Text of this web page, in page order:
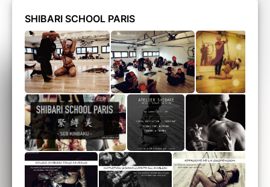
SHIBARI SCHOOL PARIS